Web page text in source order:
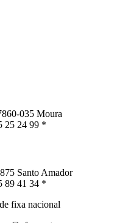
035 Moura
25 24 99 *
Santo Amador
89 41 34 *
fixa nacional